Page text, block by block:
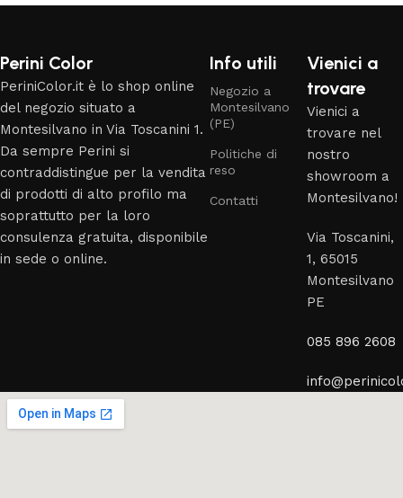
Perini Color
PeriniColor.it è lo shop online
del negozio situato a
Montesilvano in Via Toscanini 1.
Da sempre Perini si
contraddistingue per la vendita
di prodotti di alto profilo ma
soprattutto per la loro
consulenza gratuita, disponibile
in sede o online.
Info utili
Negozio a
Montesilvano
(PE)
Politiche di
reso
Contatti
Vienici a
trovare
Vienici a
trovare nel
nostro
showroom a
Montesilvano!
Via Toscanini,
1, 65015
Montesilvano
PE
085 896 2608